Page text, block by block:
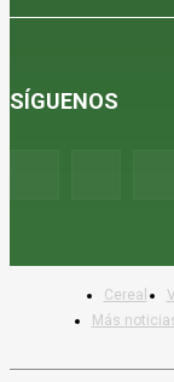
SÍGUENOS
Cereal
Más